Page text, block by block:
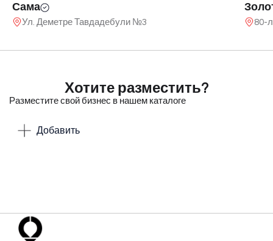
Сама
Ул. Деметре Тавдадебули №3 80-
Хотите разместить?
Разместите свой бизнес в нашем каталоге
Добавить